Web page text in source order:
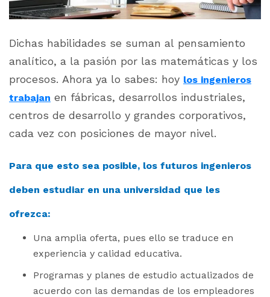
Dichas habilidades se suman al pensamiento
analítico, a la pasión por las matemáticas y los
procesos. Ahora ya lo sabes: hoy los ingenieros
trabajan en fábricas, desarrollos industriales,
centros de desarrollo y grandes corporativos,
cada vez con posiciones de mayor nivel.
Para que esto sea posible, los futuros ingenieros
deben estudiar en una universidad que les
ofrezca:
Una amplia oferta, pues ello se traduce en
experiencia y calidad educativa.
Programas y planes de estudio actualizados de
acuerdo con las demandas de los empleadores